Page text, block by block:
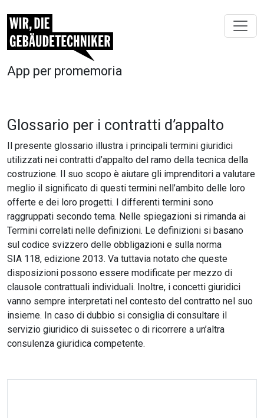
App per promemoria
Glossario per i contratti d’appalto
Il presente glossario illustra i principali termini giuridici
utilizzati nei contratti d’appalto del ramo della tecnica della
costruzione. Il suo scopo è aiutare gli imprenditori a valutare
meglio il significato di questi termini nell’ambito delle loro
offerte e dei loro progetti. I differenti termini sono
raggruppati secondo tema. Nelle spiegazioni si rimanda ai
Termini correlati nelle definizioni. Le definizioni si basano
sul codice svizzero delle obbligazioni e sulla norma
SIA 118, edizione 2013. Va tuttavia notato che queste
disposizioni possono essere modificate per mezzo di
clausole contrattuali individuali. Inoltre, i concetti giuridici
vanno sempre interpretati nel contesto del contratto nel suo
insieme. In caso di dubbio si consiglia di consultare il
servizio giuridico di suissetec o di ricorrere a un’altra
consulenza giuridica competente.